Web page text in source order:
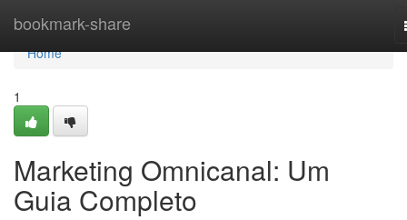
bookmark-share
Home
Home
1
Marketing Omnicanal: Um
Guia Completo